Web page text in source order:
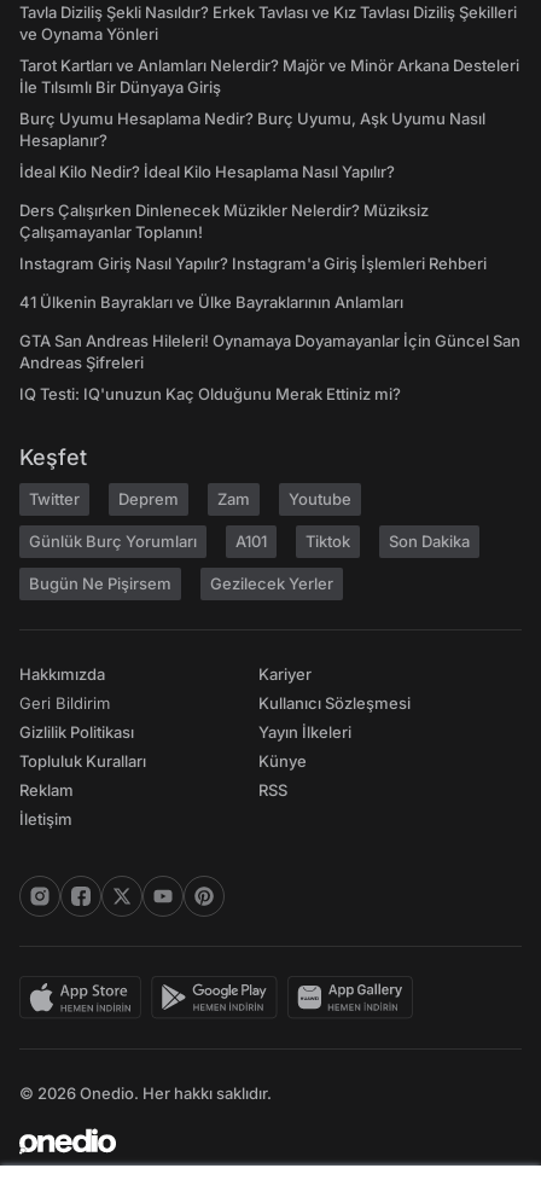
Tavla Diziliş Şekli Nasıldır? Erkek Tavlası ve Kız Tavlası Diziliş Şekilleri
ve Oynama Yönleri
Tarot Kartları ve Anlamları Nelerdir? Majör ve Minör Arkana Desteleri
İle Tılsımlı Bir Dünyaya Giriş
Burç Uyumu Hesaplama Nedir? Burç Uyumu, Aşk Uyumu Nasıl
Hesaplanır?
İdeal Kilo Nedir? İdeal Kilo Hesaplama Nasıl Yapılır?
Ders Çalışırken Dinlenecek Müzikler Nelerdir? Müziksiz
Çalışamayanlar Toplanın!
Instagram Giriş Nasıl Yapılır? Instagram'a Giriş İşlemleri Rehberi
41 Ülkenin Bayrakları ve Ülke Bayraklarının Anlamları
GTA San Andreas Hileleri! Oynamaya Doyamayanlar İçin Güncel San
Andreas Şifreleri
IQ Testi: IQ'unuzun Kaç Olduğunu Merak Ettiniz mi?
Keşfet
Twitter Deprem Zam Youtube
Günlük Burç Yorumları A101 Tiktok Son Dakika
Bugün Ne Pişirsem Gezilecek Yerler
Hakkımızda
Geri Bildirim
Gizlilik Politikası
Topluluk Kuralları
Reklam
İletişim
Kariyer
Kullanıcı Sözleşmesi
Yayın İlkeleri
Künye
RSS
© 2026 Onedio. Her hakkı saklıdır.